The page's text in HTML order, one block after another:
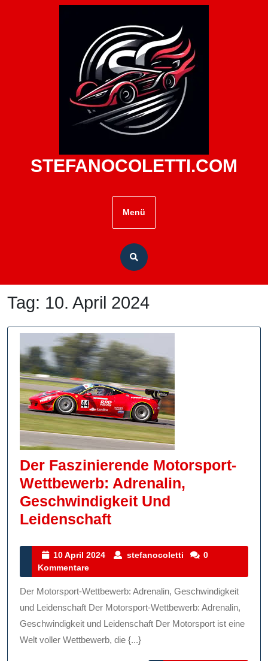
STEFANOCOLETTI.COM
Menü
Tag: 10. April 2024
Der Faszinierende Motorsport-
Wettbewerb: Adrenalin,
Geschwindigkeit Und
LeidenschaftDer
Motorsport-
Adrenalin,
Geschwindigkeit
Und
Leidenschaft
10 April 2024
10
2024
stefanocoletti stefanocoletti
0
Kommentare
Der Motorsport-Wettbewerb: Adrenalin, Geschwindigkeit
und Leidenschaft Der Motorsport-Wettbewerb: Adrenalin,
Geschwindigkeit und Leidenschaft Der Motorsport ist eine
Welt voller Wettbewerb, die {...}